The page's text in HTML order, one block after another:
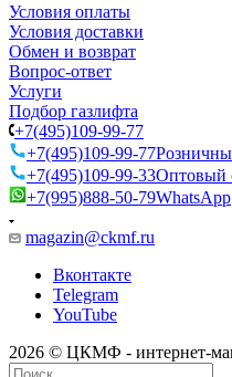
Условия оплаты
Условия доставки
Обмен и возврат
Вопрос-ответ
Услуги
Подбор газлифта
+7(495)109-99-77
+7(495)109-99-77
+7(495)109-99-33Оптовый
+7(995)888-50-79WhatsApp
magazin@ckmf.ru
Вконтакте
Telegram
YouTube
2026 © ЦКМФ - интернет-